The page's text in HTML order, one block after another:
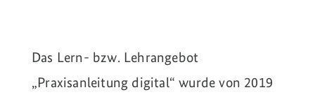
Das Lern- bzw. Lehrangebot
„Praxisanleitung digital“ wurde von 2019